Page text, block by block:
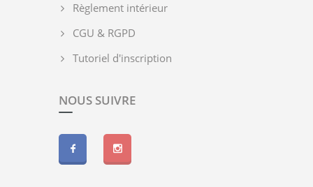
Règlement intérieur
CGU & RGPD
Tutoriel d'inscription
NOUS SUIVRE